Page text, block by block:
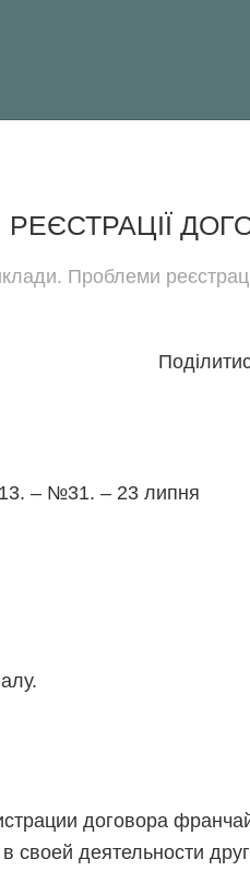
Проблеми
– №31. – 23 липня
договора
своей деятельности